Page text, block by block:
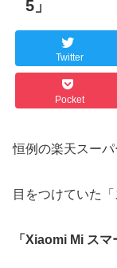
5」
Twitter
Pocket
恒例の楽天スーパ
目をつけていた
「Xiaomi Mi スマ